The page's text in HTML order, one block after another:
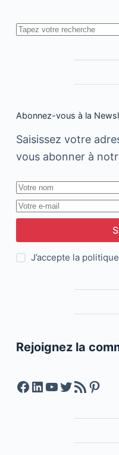
Rechercher
Abonnez-vous à la
Saisissez votre
vous abonner à
J’accepte la
Rejoignez la
Facebook
LinkedIn
YouTube
Twitter
Feed RSS